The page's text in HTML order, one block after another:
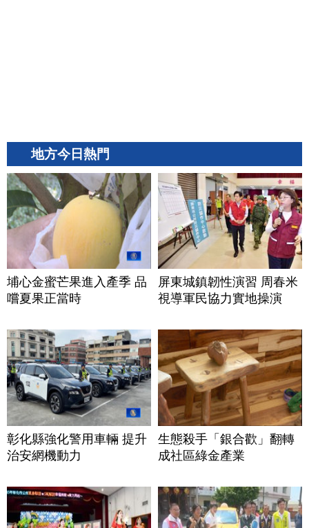
地方今日熱門
埔心金蜜芒果進入產季 品
嚐夏果正當時
屏東城鎮韌性演習 周春米
視導軍民協力實地操演
彰化縣強化警用車輛 提升
治安網機動力
生態殺手「銀合歡」翻轉
成社區綠金產業